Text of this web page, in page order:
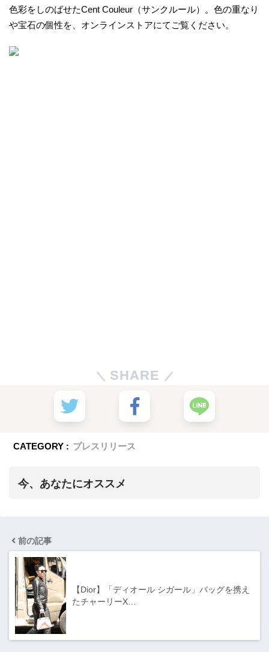
色彩をしのばせたCent Couleur（サンクルール）。色の重なり
や宝石の個性を、オンラインストアにてご覧ください。
SHARE
CATEGORY : プレスリリース
今、あなたにオススメ
前の記事
【Dior】「ディオール シガール」バッグを携え
たチャーリーX…